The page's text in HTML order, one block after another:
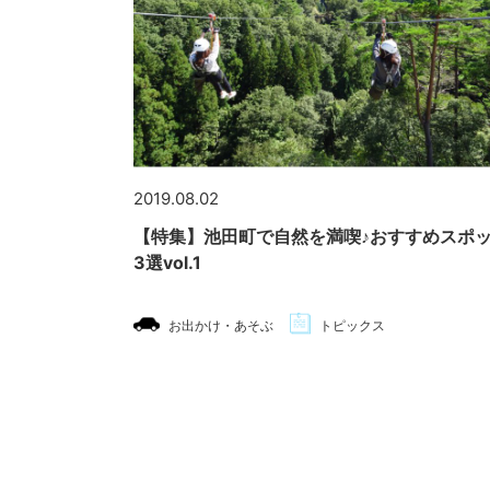
2019.08.02
【特集】池田町で自然を満喫♪おすすめスポ
3選vol.1
お出かけ・あそぶ トピックス